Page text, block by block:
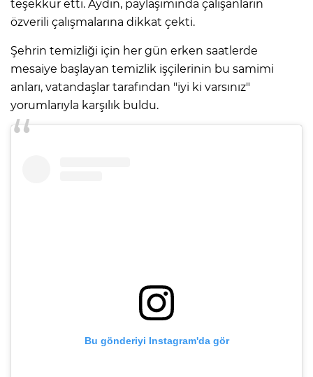
teşekkür etti. Aydın, paylaşımında çalışanların
özverili çalışmalarına dikkat çekti.
Şehrin temizliği için her gün erken saatlerde
mesaiye başlayan temizlik işçilerinin bu samimi
anları, vatandaşlar tarafından "iyi ki varsınız"
yorumlarıyla karşılık buldu.
Bu gönderiyi Instagram'da gör